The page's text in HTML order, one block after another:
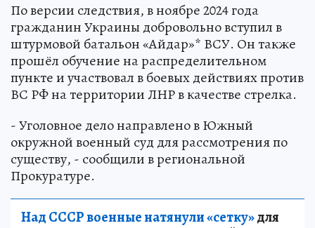
По версии следствия, в ноябре 2024 года
гражданин Украины добровольно вступил в
штурмовой батальон «Айдар»* ВСУ. Он также
прошёл обучение на распределительном
пункте и участвовал в боевых действиях против
ВС РФ на территории ЛНР в качестве стрелка.
- Уголовное дело направлено в Южный
окружной военный суд для рассмотрения по
существу, - сообщили в региональной
Прокуратуре.
Над СССР военные натянули «сетку»для